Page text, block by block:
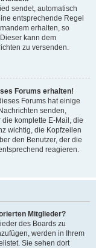
sendet, automatisch
entsprechende Regel
erhalten, so
kann dem
zu versenden.
Forums erhalten!
Forums hat einige
senden,
komplette E-Mail, die
wichtig, die Kopfzeilen
den Benutzer, der die
reagieren.
Mitglieder?
des Boards zu
werden in Ihrem
Sie sehen dort